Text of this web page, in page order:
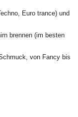
Euro trance) und
brennen (im besten
von Fancy bis